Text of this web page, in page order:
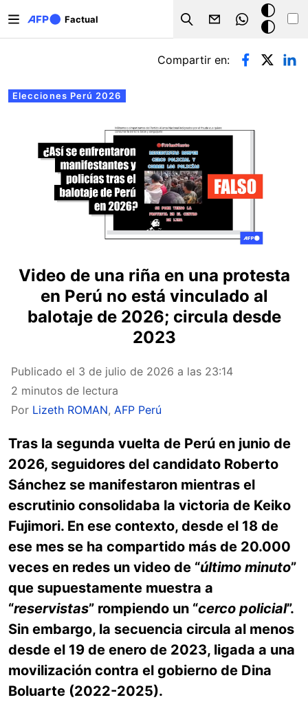
Factual
Search
Modo
oscuro
Solapas principales
Elecciones Perú 2026
Compartir en:
Video de una riña en una protesta
en Perú no está vinculado al
balotaje de 2026; circula desde
2023
Publicado el 3 de julio de 2026 a las 23:14
2 minutos de lectura
Por Lizeth ROMAN, AFP Perú
Tras la segunda vuelta de Perú en junio de
2026, seguidores del candidato Roberto
Sánchez se manifestaron mientras el
escrutinio consolidaba la victoria de Keiko
Fujimori. En ese contexto, desde el 18 de
ese mes se ha compartido más de 20.000
veces en redes un video de “último minuto”
que supuestamente muestra a
“reservistas” rompiendo un “cerco policial”.
Sin embargo, la secuencia circula al menos
desde el 19 de enero de 2023, ligada a una
movilización contra el gobierno de Dina
Boluarte (2022-2025).